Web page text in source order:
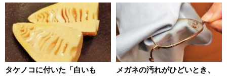
タケノコに付いた「白いも
メガネの汚れがひどいとき、